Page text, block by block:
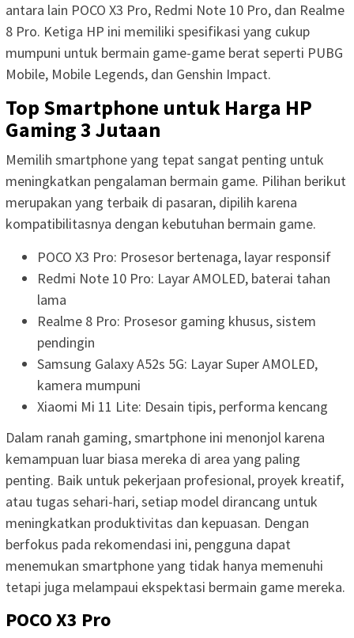
antara lain POCO X3 Pro, Redmi Note 10 Pro, dan Realme
8 Pro. Ketiga HP ini memiliki spesifikasi yang cukup
mumpuni untuk bermain game-game berat seperti PUBG
Mobile, Mobile Legends, dan Genshin Impact.
Top Smartphone untuk Harga HP
Gaming 3 Jutaan
Memilih smartphone yang tepat sangat penting untuk
meningkatkan pengalaman bermain game. Pilihan berikut
merupakan yang terbaik di pasaran, dipilih karena
kompatibilitasnya dengan kebutuhan bermain game.
POCO X3 Pro: Prosesor bertenaga, layar responsif
Redmi Note 10 Pro: Layar AMOLED, baterai tahan
lama
Realme 8 Pro: Prosesor gaming khusus, sistem
pendingin
Samsung Galaxy A52s 5G: Layar Super AMOLED,
kamera mumpuni
Xiaomi Mi 11 Lite: Desain tipis, performa kencang
Dalam ranah gaming, smartphone ini menonjol karena
kemampuan luar biasa mereka di area yang paling
penting. Baik untuk pekerjaan profesional, proyek kreatif,
atau tugas sehari-hari, setiap model dirancang untuk
meningkatkan produktivitas dan kepuasan. Dengan
berfokus pada rekomendasi ini, pengguna dapat
menemukan smartphone yang tidak hanya memenuhi
tetapi juga melampaui ekspektasi bermain game mereka.
POCO X3 Pro